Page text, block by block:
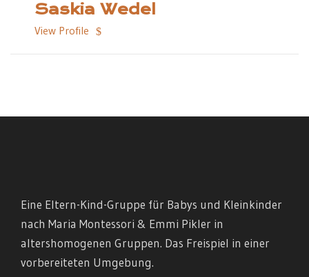
Saskia Wedel
View Profile
Eine Eltern-Kind-Gruppe für Babys und Kleinkinder
nach Maria Montessori & Emmi Pikler in
altershomogenen Gruppen. Das Freispiel in einer
vorbereiteten Umgebung.